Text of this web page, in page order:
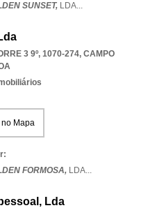
SUNSET, LDA...
3 9º, 1070-274, CAMPO
no Mapa
FORMOSA, LDA...
Lda